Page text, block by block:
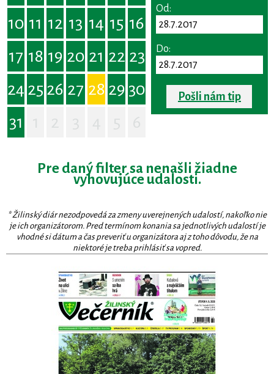
10 11 12 13 14 15 16
17 18 19 20 21 22 23
24 25 26 27 28 29 30
31
Od:
Do:
Pošli nám tip
Pre daný filter sa nenašli žiadne
vyhovujúce udalosti.
* Žilinský diár nezodpovedá za zmeny uverejnených udalostí, nakoľko nie
je ich organizátorom. Pred termínom konania sa jednotlivých udalostí je
vhodné si dátum a čas preveriť u organizátora aj z toho dôvodu, že na
niektoré je treba prihlásiť sa vopred.